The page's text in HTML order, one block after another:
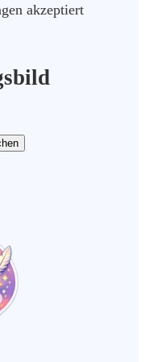
akzeptiert